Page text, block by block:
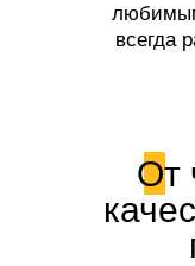
всегда
От